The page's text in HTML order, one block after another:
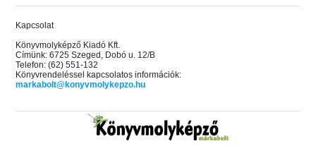
Kapcsolat
Könyvmolyképző Kiadó Kft.
Címünk: 6725 Szeged, Dobó u. 12/B
Telefon: (62) 551-132
Könyvrendeléssel kapcsolatos információk:
markabolt@konyvmolykepzo.hu